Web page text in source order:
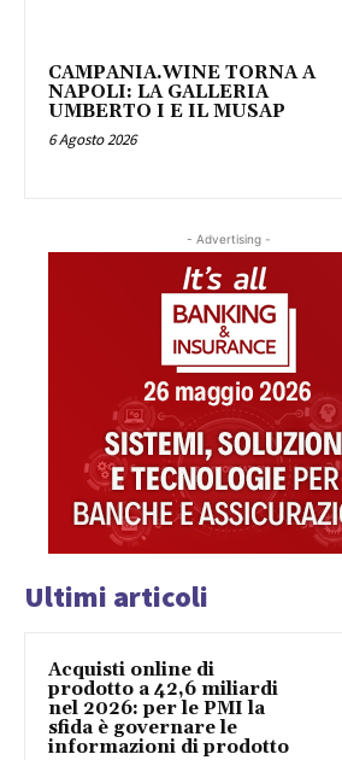
CAMPANIA.WINE TORNA A
NAPOLI: LA GALLERIA
UMBERTO I E IL MUSAP
6 Agosto 2026
- Advertising -
Ultimi articoli
Acquisti online di
prodotto a 42,6 miliardi
nel 2026: per le PMI la
sfida è governare le
informazioni di prodotto